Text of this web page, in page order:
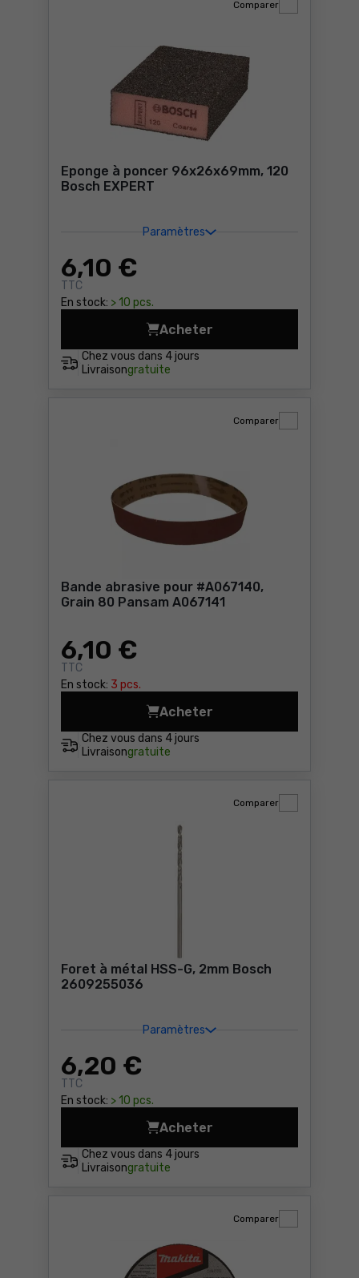
Eponge à poncer 96x26x69mm, 120
Bosch EXPERT
Paramètres
6,10 €
TTC
En stock: > 10 pcs.
Comparer
Chez vous dans 4 jours
Livraisongratuite
Acheter
Eponge à poncer
Bande abrasive pour #A067140,
Grain 80 Pansam A067141
6,10 €
TTC
En stock: 3 pcs.
Comparer
Chez vous dans 4 jours
Livraisongratuite
Acheter
Bande abrasive pour
Foret à métal HSS-G, 2mm Bosch
2609255036
Paramètres
6,20 €
TTC
En stock: > 10 pcs.
Comparer
Chez vous dans 4 jours
Livraisongratuite
Acheter
Foret à métal HSS-G,
Comparer